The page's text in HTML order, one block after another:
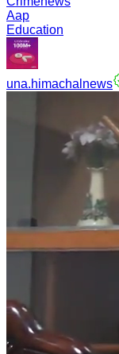
Aap
Education
una.himachalnews